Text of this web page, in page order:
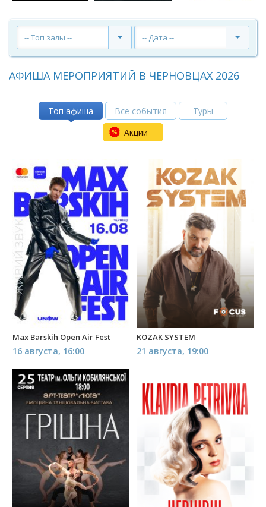
-- Топ залы -- -- Дата --
АФИША МЕРОПРИЯТИЙ В ЧЕРНОВЦАХ 2026
Топ афиша Все события
Туры
Акции
Max Barskih Open Air Fest
16 августа, 16:00
KOZAK SYSTEM
21 августа, 19:00